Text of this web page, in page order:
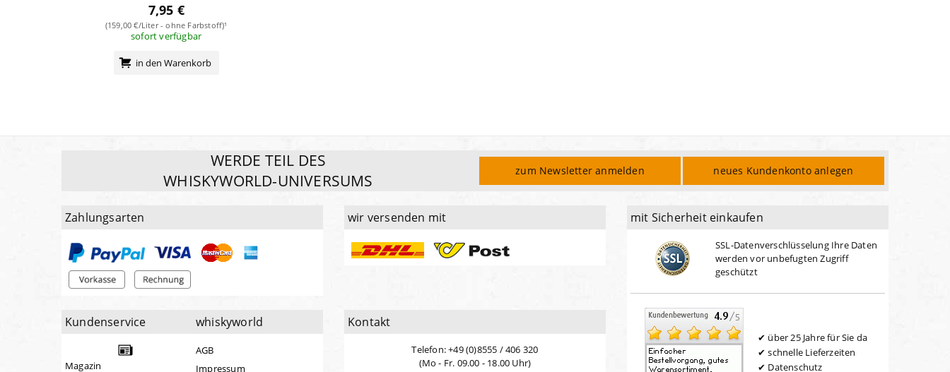
7,95 €
(159,00 €/Liter - ohne Farbstoff)¹
sofort verfügbar
in den Warenkorb
WERDE TEIL DES
WHISKYWORLD-UNIVERSUMS
zum Newsletter anmelden neues Kundenkonto anlegen
Zahlungsarten wir versenden mit
Kundenservice
Magazin
whiskyworld
AGB
Impressum
Kontakt
Telefon: +49 (0)8555 / 406 320
(Mo - Fr. 09.00 - 18.00 Uhr)
mit Sicherheit einkaufen
SSL-Datenverschlüsselung Ihre Daten
werden vor unbefugten Zugriff
geschützt
über 25 Jahre für Sie da
schnelle Lieferzeiten
Datenschutz